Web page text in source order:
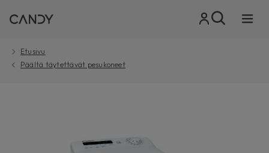
Etusivu
Päältä täytettävät pesukoneet